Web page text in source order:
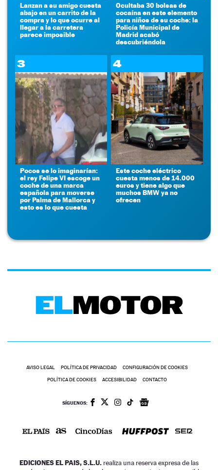
Lanzan a su amigo cuesta
abajo en un carrito de la
compra y lo que ocurre al
llegar a la carretera
parece imposible
Ocultaba 30 bolsas de
cocaína en este elemento
para niños de su coche: la
Policía Municipal de
Madrid acabó
descubriéndola
3
Pocos se lo imaginarían:
el rey Felipe VI escoge un
coche de una marca
española para moverse
por Palma de Mallorca y
esto es lo que cuesta
4
Este coche eléctrico
cuesta menos de 14.000
euros y tiene algo que
muchos BMW ya no
ofrecen
AVISO LEGAL POLÍTICA DE PRIVACIDAD CONFIGURACIÓN DE COOKIES
POLÍTICA DE COOKIES ACCESIBILIDAD CONTACTO
SÍGUENOS:
EDICIONES EL PAIS, S.L.U. realiza una reserva expresa de las